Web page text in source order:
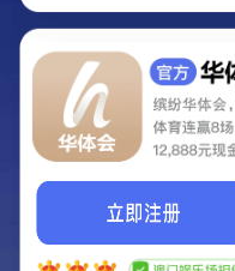
我们
我们
它将是